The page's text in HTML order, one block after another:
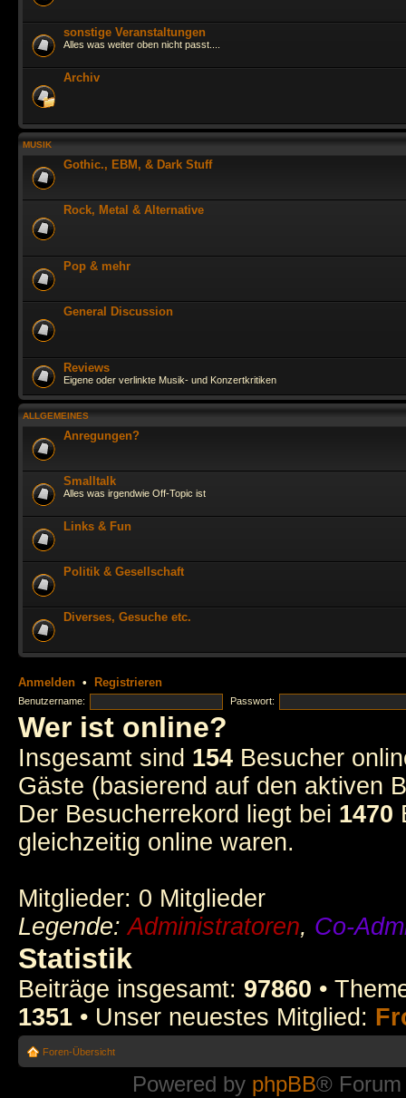
sonstige Veranstaltungen
Alles was weiter oben nicht passt....
Archiv
MUSIK
Gothic., EBM, & Dark Stuff
Rock, Metal & Alternative
Pop & mehr
General Discussion
Reviews
Eigene oder verlinkte Musik- und Konzertkritiken
ALLGEMEINES
Anregungen?
Smalltalk
Alles was irgendwie Off-Topic ist
Links & Fun
Politik & Gesellschaft
Diverses, Gesuche etc.
Anmelden • Registrieren
Benutzername: Passwort:
Wer ist online?
Insgesamt sind 154 Besucher
Gäste (basierend auf den aktiven
Der Besucherrekord liegt bei 1470
gleichzeitig online waren.
Mitglieder: 0 Mitglieder
Legende:Administratoren, Co-
Statistik
Beiträge insgesamt: 97860 •
1351 • Unser neuestes Mitglied:
Foren-Übersicht
Powered by phpBB®